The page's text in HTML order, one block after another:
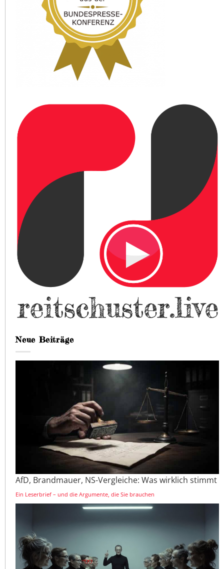
Neue Beiträge
AfD, Brandmauer, NS-Vergleiche: Was wirklich stimmt
Ein Leserbrief – und die Argumente, die Sie brauchen